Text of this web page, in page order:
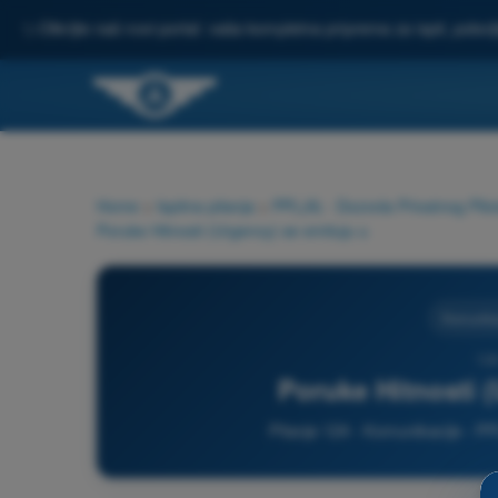
Otkrijte naš novi portal: vaša kompletna priprema za ispit,
Home Ispitna pitanja PPL(A) - Dozvola Privatnog
Poruke Hitnosti (Urgency) se emituju u
Poruke Hitnosti
Pitanje 124 - Komunikacije -